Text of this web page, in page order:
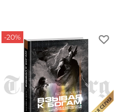
-20%